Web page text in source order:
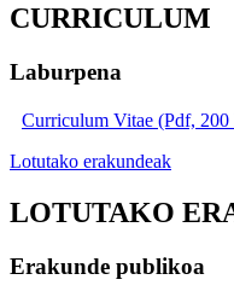
CURRICULUM
Laburpena
Curriculum Vitae (Pdf,
Lotutako erakundeak
LOTUTAKO
Erakunde publikoa